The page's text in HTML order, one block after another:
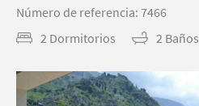
Número de referencia: 7466
2 Dormitorios
2 Baños